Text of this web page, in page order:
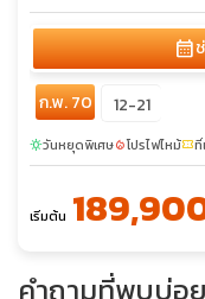
calendar_month
ก.พ. 70 12-21
sunnyวันหยุดพิเศษlocal_fire_departmentโปรไฟไหม้confirmation_numberที่
เริ่มต้น
คำถามที่พบบ่อ